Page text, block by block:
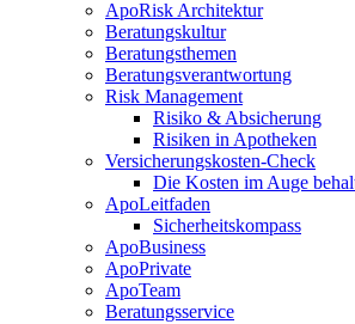
ApoRisk Architektur
Beratungskultur
Beratungsthemen
Beratungsverantwortung
Risk Management
Risiko & Absicherung
Risiken in Apotheken
Versicherungskosten-Check
Die Kosten im Auge
ApoLeitfaden
Sicherheitskompass
ApoBusiness
ApoPrivate
ApoTeam
Beratungsservice